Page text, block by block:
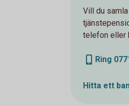
Vill du
telefon eller
Ring
Hitta ett